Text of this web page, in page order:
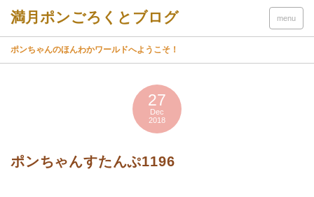
menu
ポンちゃんのほんわかワールドへようこそ！
27
Dec
2018
ポンちゃんすたんぷ1196